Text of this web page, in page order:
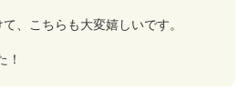
、こちらも大変嬉しいです。
！